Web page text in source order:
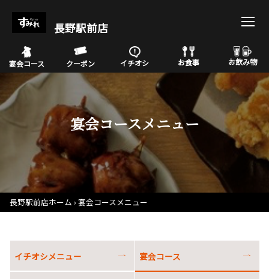
長野駅前店
宴会コース クーポン イチオシ お食事 お飲み物
宴会コースメニュー
長野駅前店ホーム 宴会コースメニュー
イチオシメニュー 宴会コース